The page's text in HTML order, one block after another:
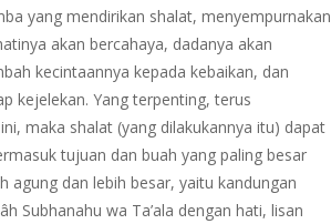
yang mendirikan shalat, menyempurnakan
akan bercahaya, dadanya akan
kecintaannya kepada kebaikan, dan
kejelekan. Yang terpenting, terus
maka shalat (yang dilakukannya itu) dapat
tujuan dan buah yang paling besar
agung dan lebih besar, yaitu kandungan
Subhanahu wa Ta’ala dengan hati, lisan